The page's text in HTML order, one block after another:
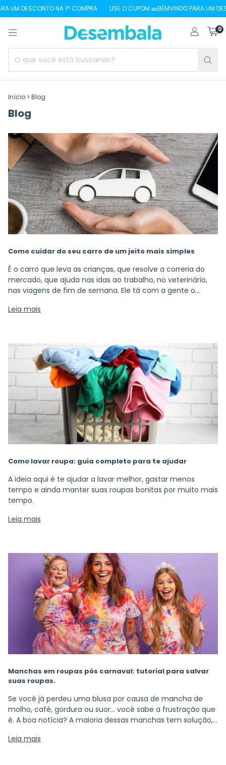
NA 1ª COMPRA USE O CUPOM 🎫BEMVINDO PARA UM
0
Início > Blog
Blog
Como cuidar do seu carro de um jeito mais simples
É o carro que leva as crianças, que resolve a correria do
mercado, que ajuda nas idas ao trabalho, no veterinário,
nas viagens de fim de semana. Ele tá com a gente o
que a casa.
Leia mais
Como lavar roupa: guia completo para te ajudar
A ideia aqui é te ajudar a lavar melhor, gastar menos
tempo e ainda manter suas roupas bonitas por muito mais
tempo.
Leia mais
Manchas em roupas pós carnaval: tutorial para salvar
suas roupas.
Se você já perdeu uma blusa por causa de mancha de
molho, café, gordura ou suor… você sabe a frustração que
é. A boa notícia? A maioria dessas manchas tem solução,
Leia mais